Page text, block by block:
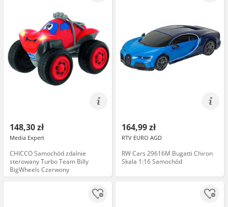
148,30 zł
Media Expert
CHICCO Samochód zdalnie
sterowany Turbo Team Billy
BigWheels Czerwony
164,99 zł
RTV EURO AGD
RW Cars 29616M Bugatti Chiron
Skala 1:16 Samochód